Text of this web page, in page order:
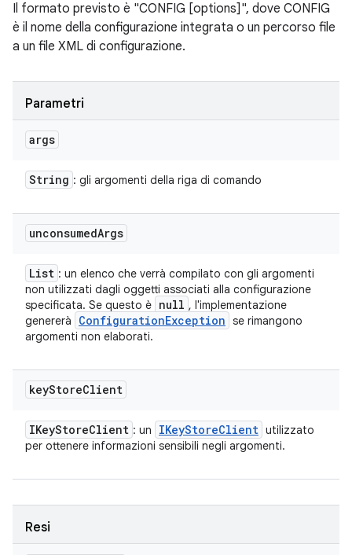
Il formato previsto è "CONFIG [options]", dove CONFIG
è il nome della configurazione integrata o un percorso file
a un file XML di configurazione.
Parametri
args
String : gli argomenti della riga di comando
unconsumedArgs
List : un elenco che verrà compilato con gli argomenti
non utilizzati dagli oggetti associati alla configurazione
specificata. Se questo è null , l'implementazione
genererà
ConfigurationException se rimangono
argomenti non elaborati.
keyStoreClient
IKeyStoreClient : un IKeyStoreClient utilizzato
per ottenere informazioni sensibili negli argomenti.
Resi